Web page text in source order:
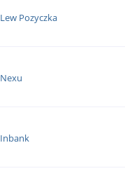
Lew Pozyczka
Nexu
Inbank